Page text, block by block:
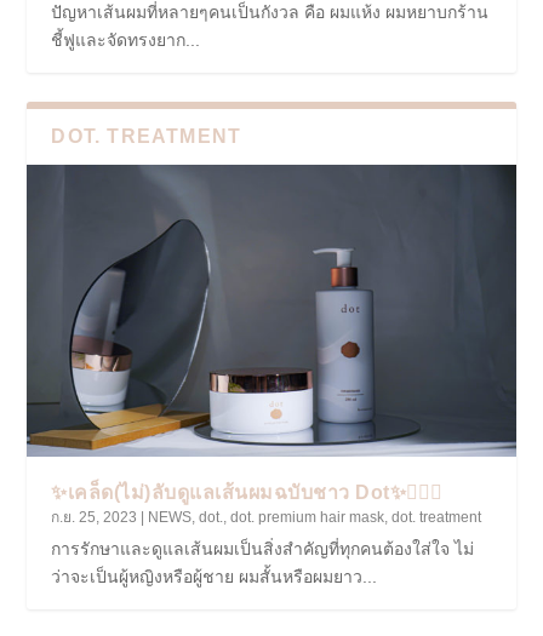
ปัญหาเส้นผมที่หลายๆคนเป็นกังวล คือ ผมแห้ง ผมหยาบกร้าน
ชี้ฟูและจัดทรงยาก...
DOT. TREATMENT
✨️เคล็ด(ไม่)ลับดูแลเส้นผมฉบับชาว Dot✨️💆🏻‍♀️
ก.ย. 25, 2023 NEWS,dot.,dot. premium hair mask,dot. treatment
การรักษาและดูแลเส้นผมเป็นสิ่งสำคัญที่ทุกคนต้องใส่ใจ ไม่
ว่าจะเป็นผู้หญิงหรือผู้ชาย ผมสั้นหรือผมยาว...